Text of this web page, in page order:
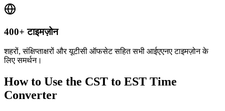
400+ टाइमज़ोन
शहरों, संक्षिप्ताक्षरों और यूटीसी ऑफसेट सहित सभी आईएएनए टाइमज़ोन के
लिए समर्थन।
How to Use the CST to EST Time
Converter